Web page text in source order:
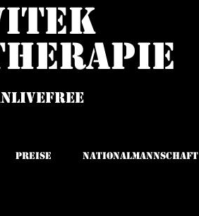
Preise Nationalmannschaft